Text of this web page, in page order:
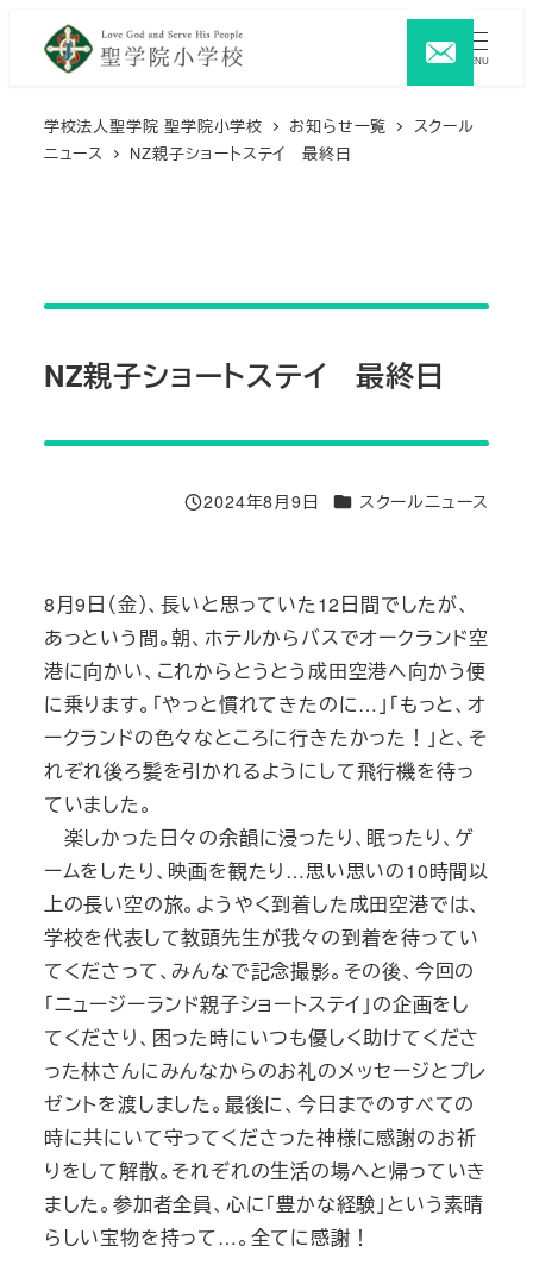
MENU
学校法人聖学院 聖学院小学校 お知らせ一覧
スクール
ニュース
NZ親子ショートステイ 最終日
NZ親子ショートステイ 最終日
投稿日
2024年8月9日 カテゴリー
スクールニュース
8月9日（金）、長いと思っていた12日間でしたが、
あっという間。朝、ホテルからバスでオークランド空
港に向かい、これからとうとう成田空港へ向かう便
に乗ります。「やっと慣れてきたのに…」「もっと、オ
ークランドの色々なところに行きたかった！」と、そ
れぞれ後ろ髪を引かれるようにして飛行機を待っ
ていました。
楽しかった日々の余韻に浸ったり、眠ったり、ゲ
ームをしたり、映画を観たり…思い思いの10時間以
上の長い空の旅。ようやく到着した成田空港では、
学校を代表して教頭先生が我々の到着を待ってい
てくださって、みんなで記念撮影。その後、今回の
「ニュージーランド親子ショートステイ」の企画をし
てくださり、困った時にいつも優しく助けてくださ
った林さんにみんなからのお礼のメッセージとプレ
ゼントを渡しました。最後に、今日までのすべての
時に共にいて守ってくださった神様に感謝のお祈
りをして解散。それぞれの生活の場へと帰っていき
ました。参加者全員、心に「豊かな経験」という素晴
らしい宝物を持って…。全てに感謝！